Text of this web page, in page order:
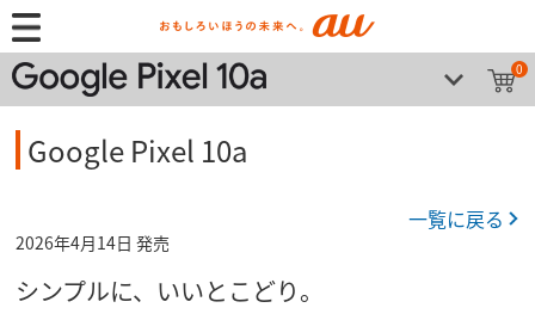
0
Google Pixel 10a
一覧に戻る
2026年4月14日 発売
シンプルに、いいとこどり。